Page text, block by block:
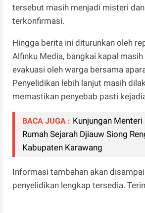
tersebut masih menjadi misteri
terkonfirmasi.
Hingga berita ini diturunkan oleh
Alfinku Media, bangkai kapal
evakuasi oleh warga bersama
Penyelidikan lebih lanjut masih
memastikan penyebab pasti
BACA JUGA : Kunjungan Menteri
Rumah Sejarah Djiauw Siong
Kabupaten Karawang
Informasi tambahan akan
penyelidikan lengkap tersedia.